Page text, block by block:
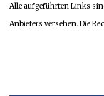
Alle aufgeführten Links
Anbieters versehen. Die